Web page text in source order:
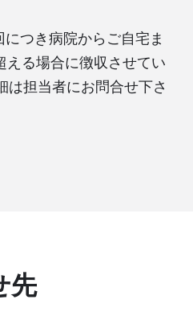
につき病院からご自宅ま
える場合に徴収させてい
は担当者にお問合せ下さ
先